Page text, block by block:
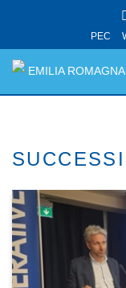
PEC
EMILIA ROMAGNA